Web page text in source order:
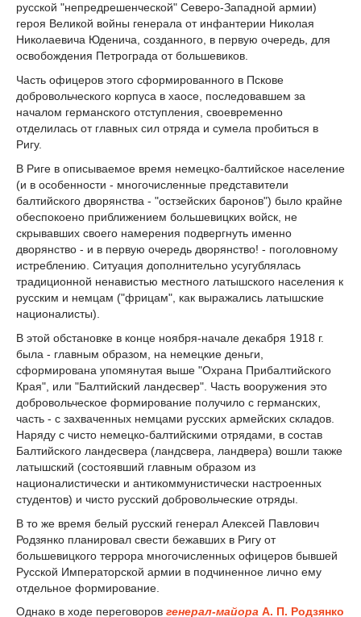
русской "непредрешенческой" Северо-Западной армии)
героя Великой войны генерала от инфантерии Николая
Николаевича Юденича, созданного, в первую очередь, для
освобождения Петрограда от большевиков.
Часть офицеров этого сформированного в Пскове
добровольческого корпуса в хаосе, последовавшем за
началом германского отступления, своевременно
отделилась от главных сил отряда и сумела пробиться в
Ригу.
В Риге в описываемое время немецко-балтийское население
(и в особенности - многочисленные представители
балтийского дворянства - "остзейских баронов") было крайне
обеспокоено приближением большевицких войск, не
скрывавших своего намерения подвергнуть именно
дворянство - и в первую очередь дворянство! - поголовному
истреблению. Ситуация дополнительно усугублялась
традиционной ненавистью местного латышского населения к
русским и немцам ("фрицам", как выражались латышские
националисты).
В этой обстановке в конце ноября-начале декабря 1918 г.
была - главным образом, на немецкие деньги,
сформирована упомянутая выше "Охрана Прибалтийского
Края", или "Балтийский ландесвер". Часть вооружения это
добровольческое формирование получило с германских,
часть - с захваченных немцами русских армейских складов.
Наряду с чисто немецко-балтийскими отрядами, в состав
Балтийского ландесвера (ландсвера, ландвера) вошли также
латышский (состоявший главным образом из
националистически и антикоммунистически настроенных
студентов) и чисто русский добровольческие отряды.
В то же время белый русский генерал Алексей Павлович
Родзянко планировал свести бежавших в Ригу от
большевицкого террора многочисленных офицеров бывшей
Русской Императорской армии в подчиненное лично ему
отдельное формирование.
Однако в ходе переговоров генерал-майора А. П. Родзянко